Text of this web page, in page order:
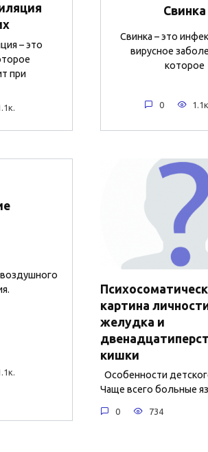
– это
при
Свинка
Свинка – это
вирусное
которое
0 1.1к.
картина
желудка и
кишки
Особенности
Чаще всего больные
0 734